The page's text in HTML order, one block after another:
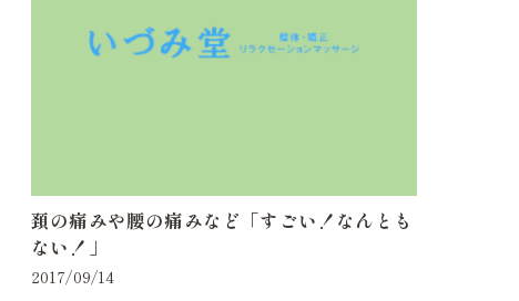
頚の痛みや腰の痛みなど「すごい！なんとも
ない！」
2017/09/14